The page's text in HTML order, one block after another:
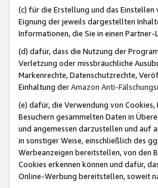
(c) für die Erstellung und das
Eignung der jeweils dargestellten
Informationen, die Sie in einen
(d) dafür, dass die Nutzung der
Verletzung oder missbräuchliche
Markenrechte, Datenschutzrechte,
Einhaltung derAmazon Anti-
(e) dafür, die Verwendung von
Besuchern gesammelten Daten in
und angemessen darzustellen und auf
in sonstiger Weise, einschließlich des
Werbeanzeigen bereitstellen, von den
Cookies erkennen können und dafür,
Online-Werbung bereitstellen, soweit